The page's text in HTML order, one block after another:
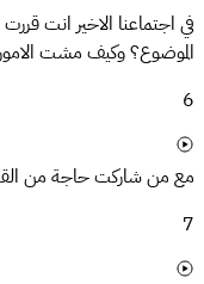
في اجتماعنا الاخير انت
الموضوع؟ وكيف مشت
6
مع من شاركت حاجة من
7